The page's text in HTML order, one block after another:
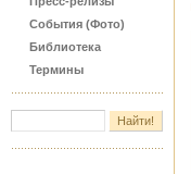
События (Фото)
Библиотека
Термины